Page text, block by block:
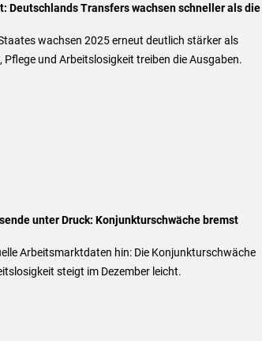
Deutschlands Transfers wachsen schneller als die
wachsen 2025 erneut deutlich stärker als
Pflege und Arbeitslosigkeit treiben die Ausgaben.
unter Druck: Konjunkturschwäche bremst
Arbeitsmarktdaten hin: Die Konjunkturschwäche
steigt im Dezember leicht.